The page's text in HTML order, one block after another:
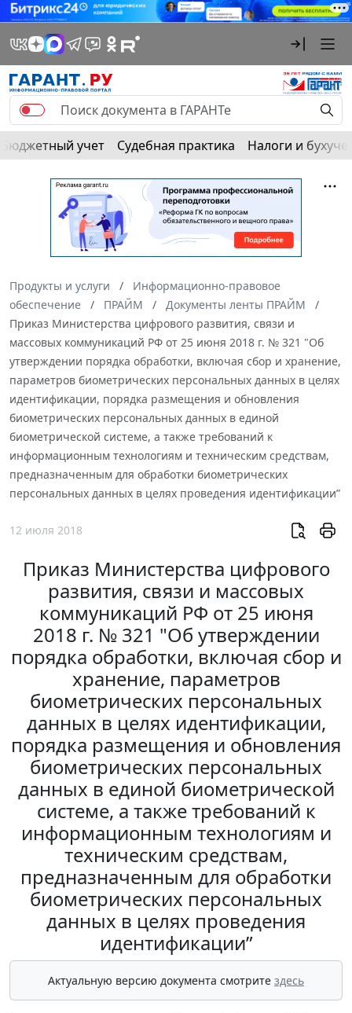
Бюджетный учет Судебная практика Налоги и
Продукты и услуги
Информационно-правовое
обеспечение
ПРАЙМ
Документы ленты ПРАЙМ
Приказ Министерства цифрового развития, связи и
массовых коммуникаций РФ от 25 июня 2018 г. № 321 "Об
утверждении порядка обработки, включая сбор и хранение,
параметров биометрических персональных данных в целях
идентификации, порядка размещения и обновления
биометрических персональных данных в единой
биометрической системе, а также требований к
информационным технологиям и техническим средствам,
предназначенным для обработки биометрических
персональных данных в целях проведения идентификации”
12 июля 2018
Приказ Министерства цифрового
развития, связи и массовых
коммуникаций РФ от 25 июня
2018 г. № 321 "Об утверждении
порядка обработки, включая сбор и
хранение, параметров
биометрических персональных
данных в целях идентификации,
порядка размещения и обновления
биометрических персональных
данных в единой биометрической
системе, а также требований к
информационным технологиям и
техническим средствам,
предназначенным для обработки
биометрических персональных
данных в целях проведения
идентификации”
Актуальную версию документа смотрите здесь